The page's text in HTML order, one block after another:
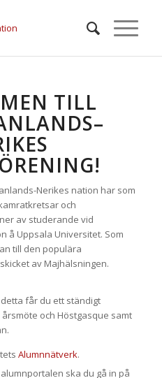
TILL
Nerikes nation har som
och
av studerande vid
å Uppsala Universitet. Som
till den populära
av Majhälsningen.
får du ett ständigt
och Höstgasque samt
Alumnnätverk.
ska du gå in på